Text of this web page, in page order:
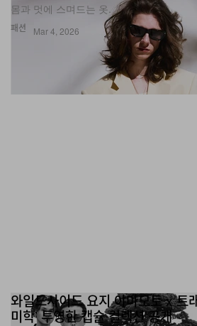
패션
몸과 멋에 스며드는 옷.
Mar 4, 2026
와일드사이드 요지 야마모토 x 트
미학’ 투영한 캡슐 컬렉션 공개